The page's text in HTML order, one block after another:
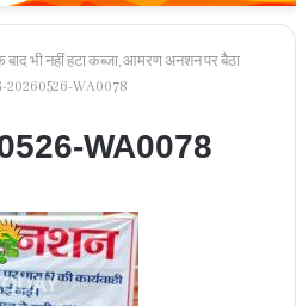
भी नहीं हटा कब्जा, आमरण अनशन पर बैठा
20260526-WA0078
WA0078